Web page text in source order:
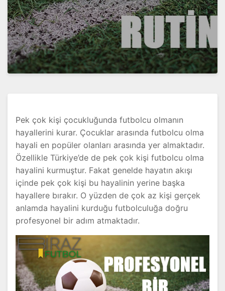
Pek çok kişi çocukluğunda futbolcu olmanın
hayallerini kurar. Çocuklar arasında futbolcu olma
hayali en popüler olanları arasında yer almaktadır.
Özellikle Türkiye’de de pek çok kişi futbolcu olma
hayalini kurmuştur. Fakat genelde hayatın akışı
içinde pek çok kişi bu hayalinin yerine başka
hayallere bırakır. O yüzden de çok az kişi gerçek
anlamda hayalini kurduğu futbolculuğa doğru
profesyonel bir adım atmaktadır.